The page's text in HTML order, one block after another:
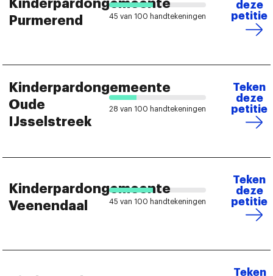
Kinderpardongemeente
Purmerend
45 van 100 handtekeningen
deze
petitie
Kinderpardongemeente
Oude
IJsselstreek
28 van 100 handtekeningen
Teken
deze
petitie
Kinderpardongemeente
Veenendaal
45 van 100 handtekeningen
Teken
deze
petitie
Teken